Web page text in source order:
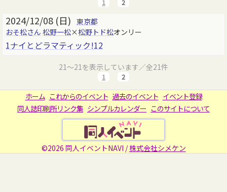
1 2
2024/12/08 (日) 東京都
おそ松さん 松野一松×松野トド松オンリー
1ナイとどラマティック!12
21～21を表示しています／全21件
1 2
ホーム これからのイベント 過去のイベント イベント登録
同人誌印刷所リンク集 シンプルカレンダー このサイトについて
©2026 同人イベントNAVI /株式会社シメケン